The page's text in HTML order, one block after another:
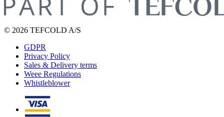
© 2026 TEFCOLD A/S
GDPR
Privacy Policy
Sales & Delivery terms
Weee Regulations
Whistleblower